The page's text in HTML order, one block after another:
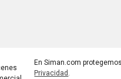
En Siman.com
Privacidad .